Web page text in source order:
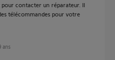
contacter un réparateur. Il
télécommandes pour votre
ans